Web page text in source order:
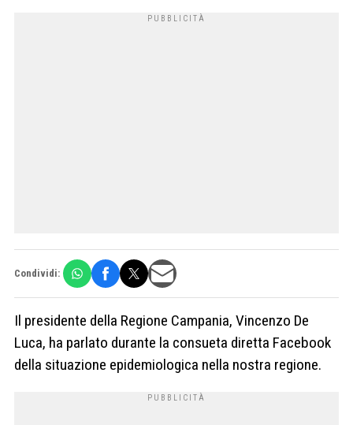
Condividi:
Il presidente della Regione Campania, Vincenzo De
Luca, ha parlato durante la consueta diretta Facebook
della situazione epidemiologica nella nostra regione.